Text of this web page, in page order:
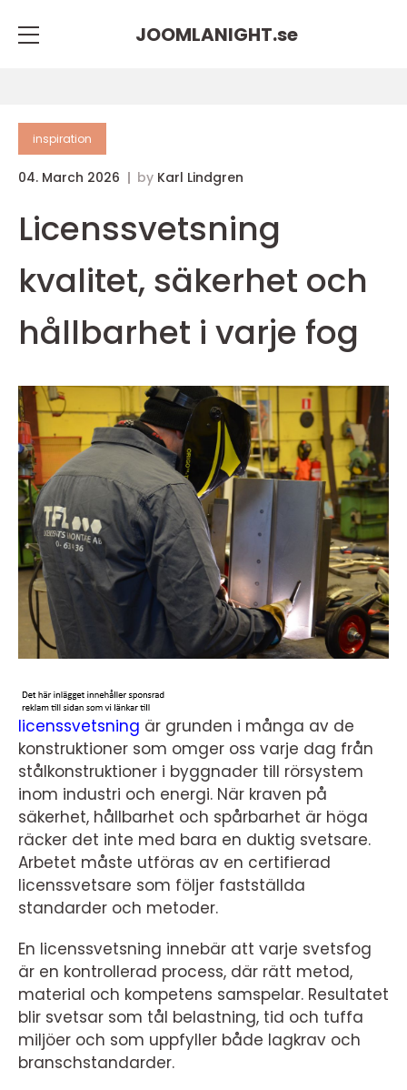
JOOMLANIGHT.se
inspiration
04. March 2026 by Karl Lindgren
Licenssvetsning
kvalitet, säkerhet och
hållbarhet i varje fog
licenssvetsning är grunden i många av de
konstruktioner som omger oss varje dag från
stålkonstruktioner i byggnader till rörsystem
inom industri och energi. När kraven på
säkerhet, hållbarhet och spårbarhet är höga
räcker det inte med bara en duktig svetsare.
Arbetet måste utföras av en certifierad
licenssvetsare som följer fastställda
standarder och metoder.
En licenssvetsning innebär att varje svetsfog
är en kontrollerad process, där rätt metod,
material och kompetens samspelar. Resultatet
blir svetsar som tål belastning, tid och tuffa
miljöer och som uppfyller både lagkrav och
branschstandarder.